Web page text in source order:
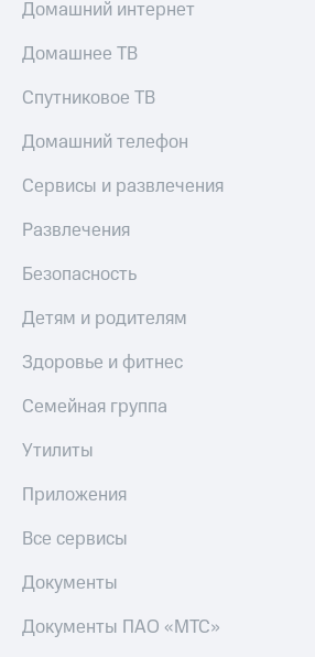
Домашний интернет
Домашнее ТВ
Спутниковое ТВ
Домашний телефон
Сервисы и развлечения
Развлечения
Безопасность
Детям и родителям
Здоровье и фитнес
Семейная группа
Утилиты
Приложения
Все сервисы
Документы
Документы ПАО «МТС»